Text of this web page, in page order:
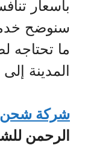
بأسعار
سنوضح
ما
المدينة إلى
شركة شحن
الرحمن